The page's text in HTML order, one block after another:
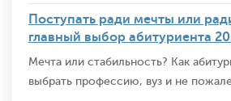
Поступать ради мечты или
главный выбор абитуриента
Мечта или стабильность? Как
выбрать профессию, вуз и не